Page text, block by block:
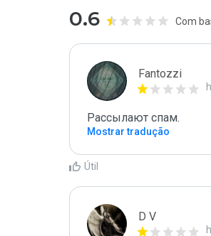
0.6 Com
Fantozzi
Рaссылают спам.
Mostrar tradução
Útil
D V